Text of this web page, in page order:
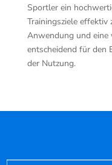
Sportler ein
Trainingsziele effektiv
Anwendung und
entscheidend für den
der Nutzung.